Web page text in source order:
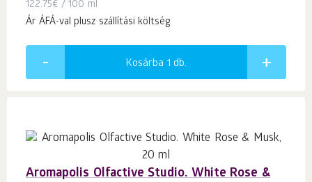
122.75€ / 100 ml
Ár ÁFÁ-val plusz szállítási költség
Kosárba 1 db.
Aromapolis Olfactive Studio. White Rose &